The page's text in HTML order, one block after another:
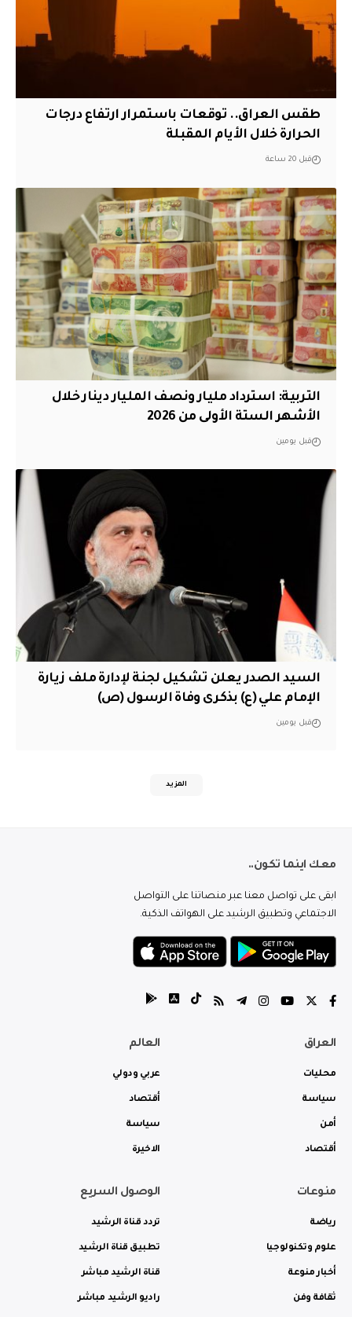
طقس العراق.. توقعات باستمرار ارتفاع درجات
الحرارة خلال الأيام المقبلة
قبل 20 ساعة
التربية: استرداد مليار ونصف المليار دينار خلال
الأشهر الستة الأولى من 2026
قبل يومين
السيد الصدر يعلن تشكيل لجنة لإدارة ملف زيارة
الإمام علي (ع) بذكرى وفاة الرسول (ص)
قبل يومين
المزيد
معك اينما تكون..
ابقى على تواصل معنا عبر منصاتنا على التواصل
الاجتماعي وتطبيق الرشيد على الهواتف الذكية.
العراق
محليات
سياسة
أمن
أقتصاد
العالم
عربي ودولي
أقتصاد
سياسة
الاخيرة
منوعات
رياضة
علوم وتكنولوجيا
أخبار منوعة
ثقافة وفن
الوصول السريع
تردد قناة الرشيد
تطبيق قناة الرشيد
قناة الرشيد مباشر
راديو الرشيد مباشر